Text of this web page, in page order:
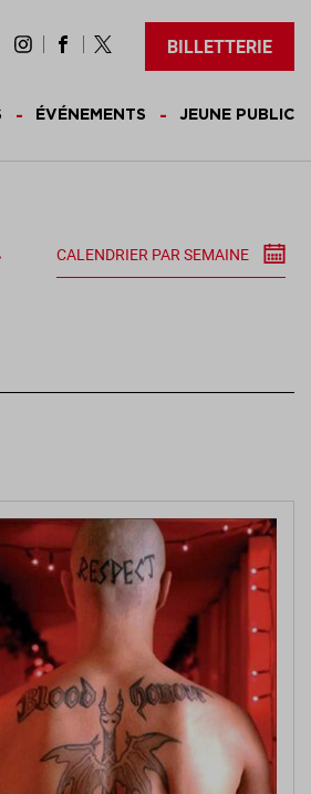
BILLETTERIE
ÉVÉNEMENTS JEUNE PUBLIC
14/08 SAM. 15/08
CALENDRIER PAR SEMAINE